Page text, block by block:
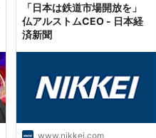
「日本は鉄道市場開放を」
仏アルストムCEO - 日本経
済新聞
www.nikkei.com